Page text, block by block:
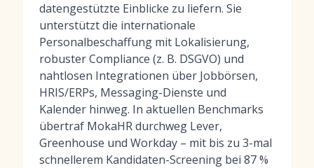
datengestützte Einblicke zu liefern. Sie
unterstützt die internationale
Personalbeschaffung mit Lokalisierung,
robuster Compliance (z. B. DSGVO) und
nahtlosen Integrationen über Jobbörsen,
HRIS/ERPs, Messaging-Dienste und
Kalender hinweg. In aktuellen Benchmarks
übertraf MokaHR durchweg Lever,
Greenhouse und Workday – mit bis zu 3-mal
schnellerem Kandidaten-Screening bei 87 %